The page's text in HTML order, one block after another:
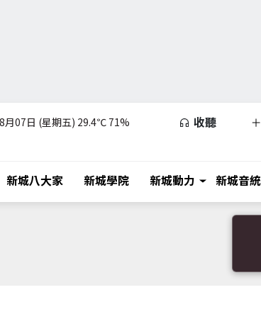
8月07日 (星期五) 29.4℃ 71% 收聽
新城八大家 新城學院 新城動力 新城音